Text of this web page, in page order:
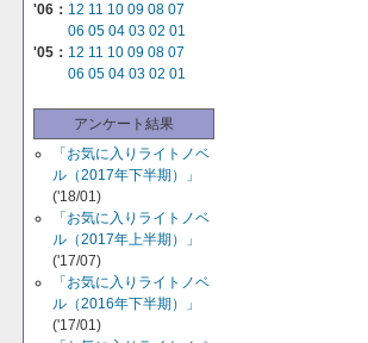
'06： 12 11 10 09 08 07
06 05 04 03 02 01
'05： 12 11 10 09 08 07
06 05 04 03 02 01
アンケート結果
「お気に入りライトノベ
ル（2017年下半期）」
('18/01)
「お気に入りライトノベ
ル（2017年上半期）」
('17/07)
「お気に入りライトノベ
ル（2016年下半期）」
('17/01)